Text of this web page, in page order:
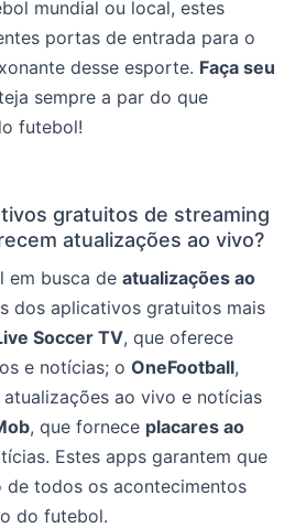
mundial ou local, estes
portas de entrada para o
desse esporte. Faça seu
sempre a par do que
futebol!
gratuitos de streaming
atualizações ao vivo?
em busca de atualizações ao
dos aplicativos gratuitos mais
Soccer TV, que oferece
e notícias; o OneFootball,
ao vivo e notícias
, que fornece placares ao
Estes apps garantem que
todos os acontecimentos
do futebol.